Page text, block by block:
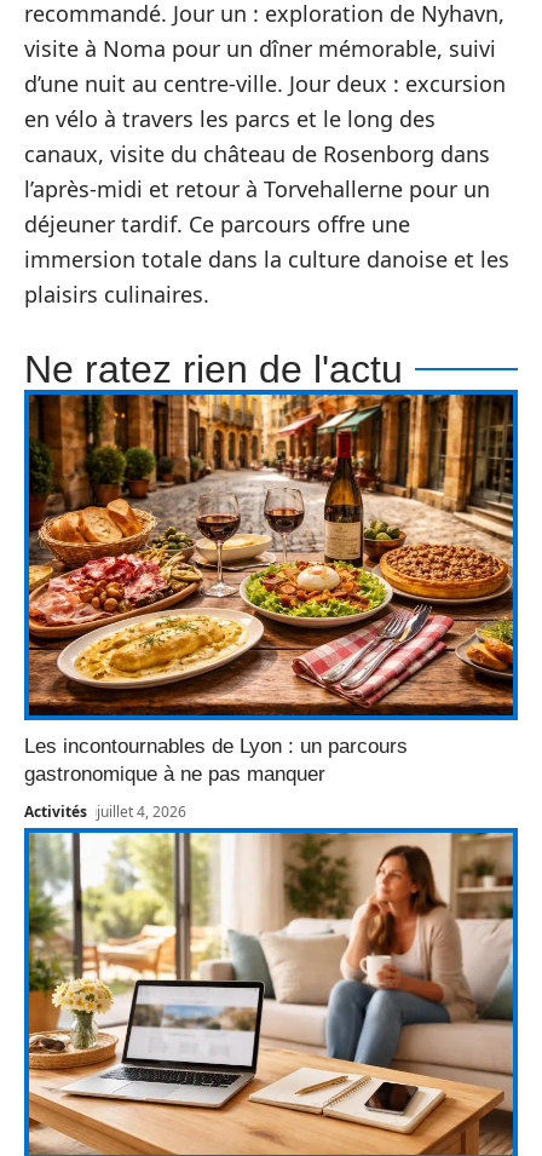
recommandé. Jour un : exploration de Nyhavn,
visite à Noma pour un dîner mémorable, suivi
d’une nuit au centre-ville. Jour deux : excursion
en vélo à travers les parcs et le long des
canaux, visite du château de Rosenborg dans
l’après-midi et retour à Torvehallerne pour un
déjeuner tardif. Ce parcours offre une
immersion totale dans la culture danoise et les
plaisirs culinaires.
Ne ratez rien de l'actu
Les incontournables de Lyon : un parcours
gastronomique à ne pas manquer
Activités juillet 4, 2026